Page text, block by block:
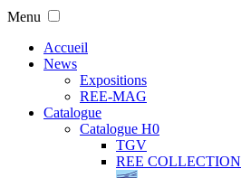
Menu
Accueil
News
Expositions
REE-MAG
Catalogue
Catalogue H0
TGV
REE COLLECTION